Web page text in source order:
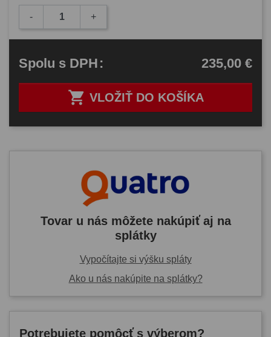
- +
 VLOŽIŤ DO KOŠÍKA
Spolu s DPH: 235,00 €
Tovar u nás môžete nakúpiť aj na
splátky
Vypočítajte si výšku spláty
Ako u nás nakúpite na splátky?
Potrebujete pomôcť s výberom?